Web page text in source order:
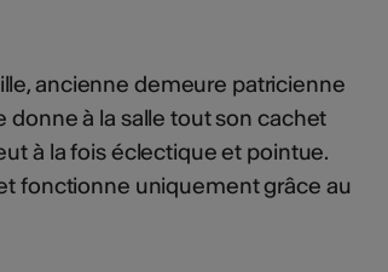
ancienne demeure patricienne
donne à la salle tout son cachet
à la fois éclectique et pointue.
fonctionne uniquement grâce au